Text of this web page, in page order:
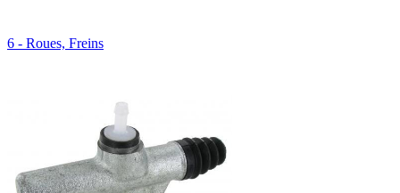
6 - Roues, Freins